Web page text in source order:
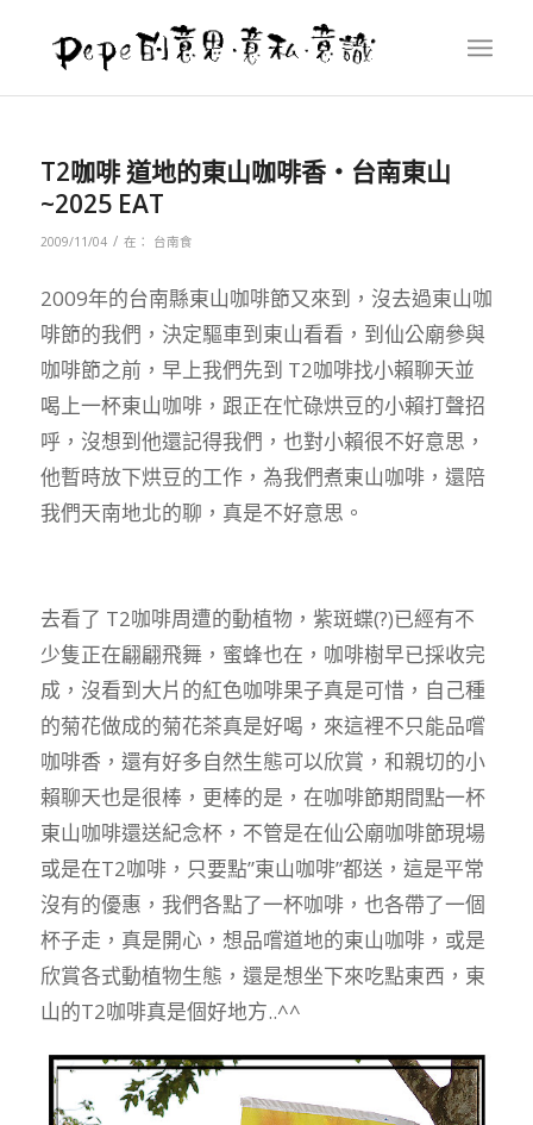
T2咖啡 道地的東山咖啡香‧台南東山
~2025 EAT
2009/11/04 / 在： 台南食
2009年的台南縣東山咖啡節又來到，沒去過東山咖
啡節的我們，決定驅車到東山看看，到仙公廟參與
咖啡節之前，早上我們先到 T2咖啡找小賴聊天並
喝上一杯東山咖啡，跟正在忙碌烘豆的小賴打聲招
呼，沒想到他還記得我們，也對小賴很不好意思，
他暫時放下烘豆的工作，為我們煮東山咖啡，還陪
我們天南地北的聊，真是不好意思。
去看了 T2咖啡周遭的動植物，紫斑蝶(?)已經有不
少隻正在翩翩飛舞，蜜蜂也在，咖啡樹早已採收完
成，沒看到大片的紅色咖啡果子真是可惜，自己種
的菊花做成的菊花茶真是好喝，來這裡不只能品嚐
咖啡香，還有好多自然生態可以欣賞，和親切的小
賴聊天也是很棒，更棒的是，在咖啡節期間點一杯
東山咖啡還送紀念杯，不管是在仙公廟咖啡節現場
或是在T2咖啡，只要點”東山咖啡”都送，這是平常
沒有的優惠，我們各點了一杯咖啡，也各帶了一個
杯子走，真是開心，想品嚐道地的東山咖啡，或是
欣賞各式動植物生態，還是想坐下來吃點東西，東
山的T2咖啡真是個好地方..^^